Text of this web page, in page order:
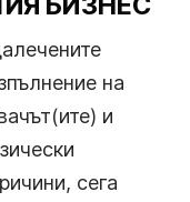
на
и
сега